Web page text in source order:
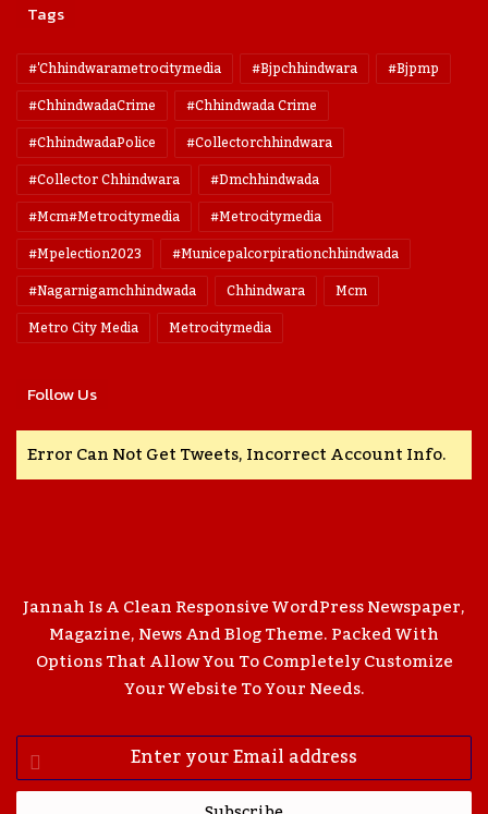
Tags
#'chhindwarametrocitymedia #bjpchhindwara
#bjpmp
#ChhindwadaCrime
#Chhindwada Crime
#ChhindwadaPolice
#collectorchhindwara
#collector Chhindwara
#dmchhindwada
#mcm#metrocitymedia
#metrocitymedia
#mpelection2023
#municepalcorpirationchhindwada
#nagarnigamchhindwada
Chhindwara
Mcm
Metro City Media
Metrocitymedia
Follow Us
Error Can Not Get Tweets, Incorrect Account Info.
Jannah Is A Clean Responsive WordPress Newspaper,
Magazine, News And Blog Theme. Packed With
Options That Allow You To Completely Customize
Your Website To Your Needs.
Enter
Your
Email